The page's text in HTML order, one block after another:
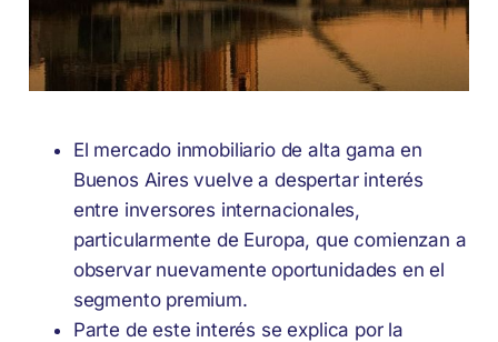
El mercado inmobiliario de alta gama en
Buenos Aires vuelve a despertar interés
entre inversores internacionales,
particularmente de Europa, que comienzan a
observar nuevamente oportunidades en el
segmento premium.
Parte de este interés se explica por la